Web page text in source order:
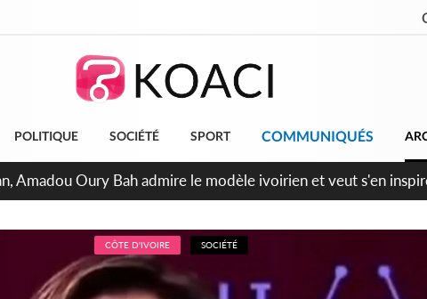
POLITIQUE SOCIÉTÉ SPORT COMMUNIQUÉS
Amadou Oury Bah admire le modèle ivoirien et veut s'en
CÔTE D'IVOIRE SOCIÉTÉ